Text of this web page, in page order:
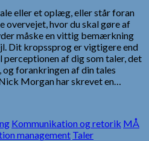
eller et oplæg, eller står foran
overvejet, hvor du skal gøre af
måske en vittig bemærkning
Dit kropssprog er vigtigere end
af dig som taler, det
forankringen af din tales
Morgan har skrevet en…
Kommunikation og retorik MÅ
management Taler